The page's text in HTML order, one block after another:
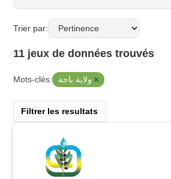
Trier par
11 jeux de données trouvés
Mots-clés: ولاية باجة
Filtrer les resultats